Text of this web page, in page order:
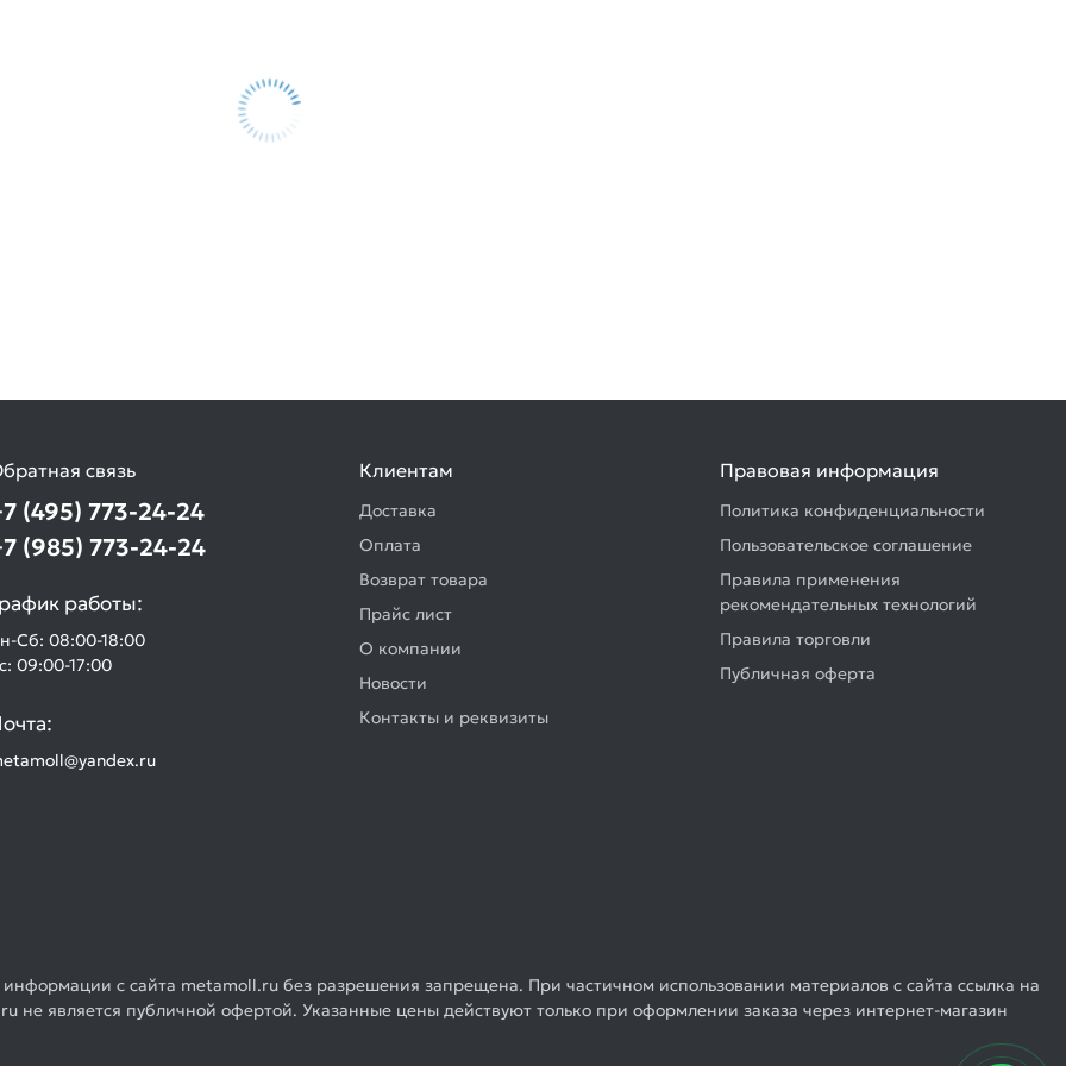
связь
(495) 773-24-24
(985) 773-24-24
работы:
Сб: 08:00-18:00
09:00-17:00
Клиентам
Доставка
Оплата
Возврат товара
Прайс лист
О компании
Новости
Контакты и реквизиты
Правовая информация
Политика конфиденциальности
Пользовательское соглашение
Правила применения
рекомендательных технологий
Правила торговли
Публичная оферта
с сайта metamoll.ru без разрешения запрещена. При частичном использовании материалов с сайта ссылка на
не является публичной офертой. Указанные цены действуют только при оформлении заказа через интернет-магазин